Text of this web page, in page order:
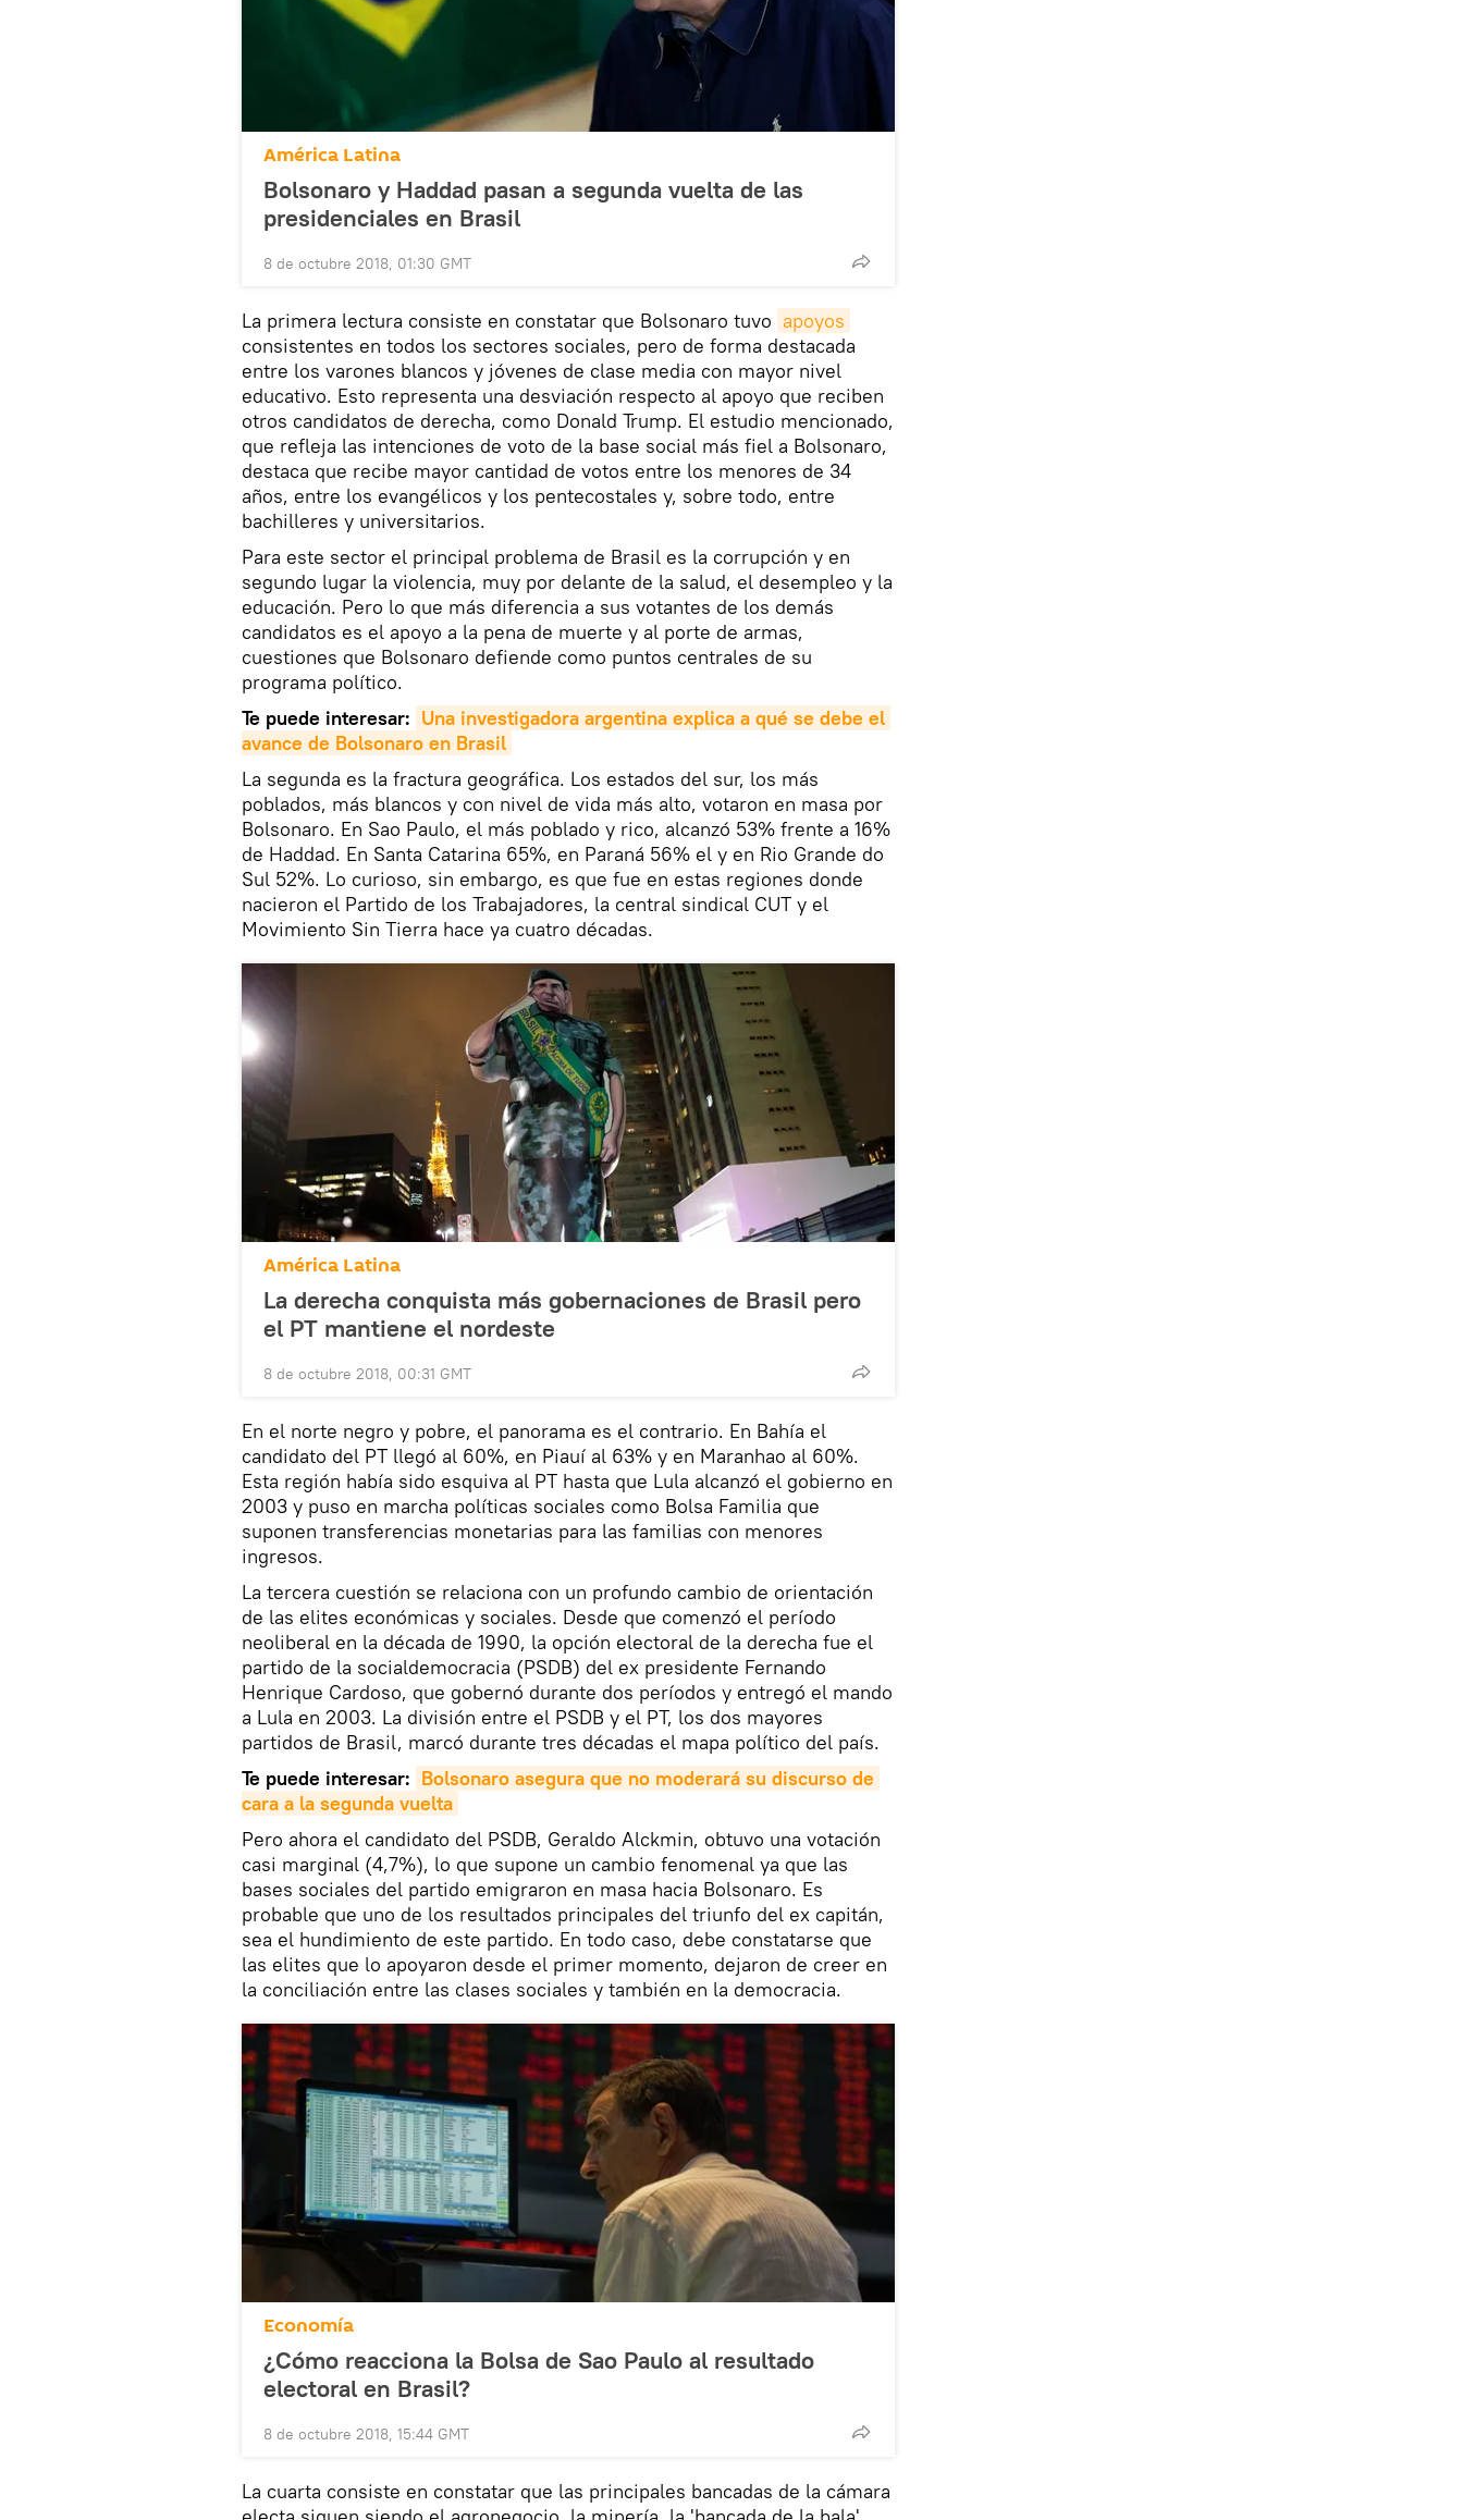
América Latina
Bolsonaro y Haddad pasan a segunda vuelta de las
presidenciales en Brasil
8 de octubre 2018, 01:30 GMT
La primera lectura consiste en constatar que Bolsonaro tuvo apoyos
consistentes en todos los sectores sociales, pero de forma destacada
entre los varones blancos y jóvenes de clase media con mayor nivel
educativo. Esto representa una desviación respecto al apoyo que reciben
otros candidatos de derecha, como Donald Trump. El estudio mencionado,
que refleja las intenciones de voto de la base social más fiel a Bolsonaro,
destaca que recibe mayor cantidad de votos entre los menores de 34
años, entre los evangélicos y los pentecostales y, sobre todo, entre
bachilleres y universitarios.
Para este sector el principal problema de Brasil es la corrupción y en
segundo lugar la violencia, muy por delante de la salud, el desempleo y la
educación. Pero lo que más diferencia a sus votantes de los demás
candidatos es el apoyo a la pena de muerte y al porte de armas,
cuestiones que Bolsonaro defiende como puntos centrales de su
programa político.
Te puede interesar: Una investigadora argentina explica a qué se debe el
avance de Bolsonaro en Brasil
La segunda es la fractura geográfica. Los estados del sur, los más
poblados, más blancos y con nivel de vida más alto, votaron en masa por
Bolsonaro. En Sao Paulo, el más poblado y rico, alcanzó 53% frente a 16%
de Haddad. En Santa Catarina 65%, en Paraná 56% el y en Rio Grande do
Sul 52%. Lo curioso, sin embargo, es que fue en estas regiones donde
nacieron el Partido de los Trabajadores, la central sindical CUT y el
Movimiento Sin Tierra hace ya cuatro décadas.
América Latina
La derecha conquista más gobernaciones de Brasil pero
el PT mantiene el nordeste
8 de octubre 2018, 00:31 GMT
En el norte negro y pobre, el panorama es el contrario. En Bahía el
candidato del PT llegó al 60%, en Piauí al 63% y en Maranhao al 60%.
Esta región había sido esquiva al PT hasta que Lula alcanzó el gobierno en
2003 y puso en marcha políticas sociales como Bolsa Familia que
suponen transferencias monetarias para las familias con menores
ingresos.
La tercera cuestión se relaciona con un profundo cambio de orientación
de las elites económicas y sociales. Desde que comenzó el período
neoliberal en la década de 1990, la opción electoral de la derecha fue el
partido de la socialdemocracia (PSDB) del ex presidente Fernando
Henrique Cardoso, que gobernó durante dos períodos y entregó el mando
a Lula en 2003. La división entre el PSDB y el PT, los dos mayores
partidos de Brasil, marcó durante tres décadas el mapa político del país.
Te puede interesar: Bolsonaro asegura que no moderará su discurso de
cara a la segunda vuelta
Pero ahora el candidato del PSDB, Geraldo Alckmin, obtuvo una votación
casi marginal (4,7%), lo que supone un cambio fenomenal ya que las
bases sociales del partido emigraron en masa hacia Bolsonaro. Es
probable que uno de los resultados principales del triunfo del ex capitán,
sea el hundimiento de este partido. En todo caso, debe constatarse que
las elites que lo apoyaron desde el primer momento, dejaron de creer en
la conciliación entre las clases sociales y también en la democracia.
Economía
¿Cómo reacciona la Bolsa de Sao Paulo al resultado
electoral en Brasil?
8 de octubre 2018, 15:44 GMT
La cuarta consiste en constatar que las principales bancadas de la cámara